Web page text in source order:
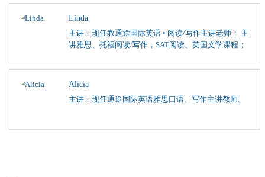
Linda
主讲：现任教通途国际英语 • 阅读/写作主讲老师； 主
讲雅思、托福阅读/写作，SAT阅读、英国文学课程；
Alicia
主讲：现任通途国际英语雅思口语、写作主讲教师。